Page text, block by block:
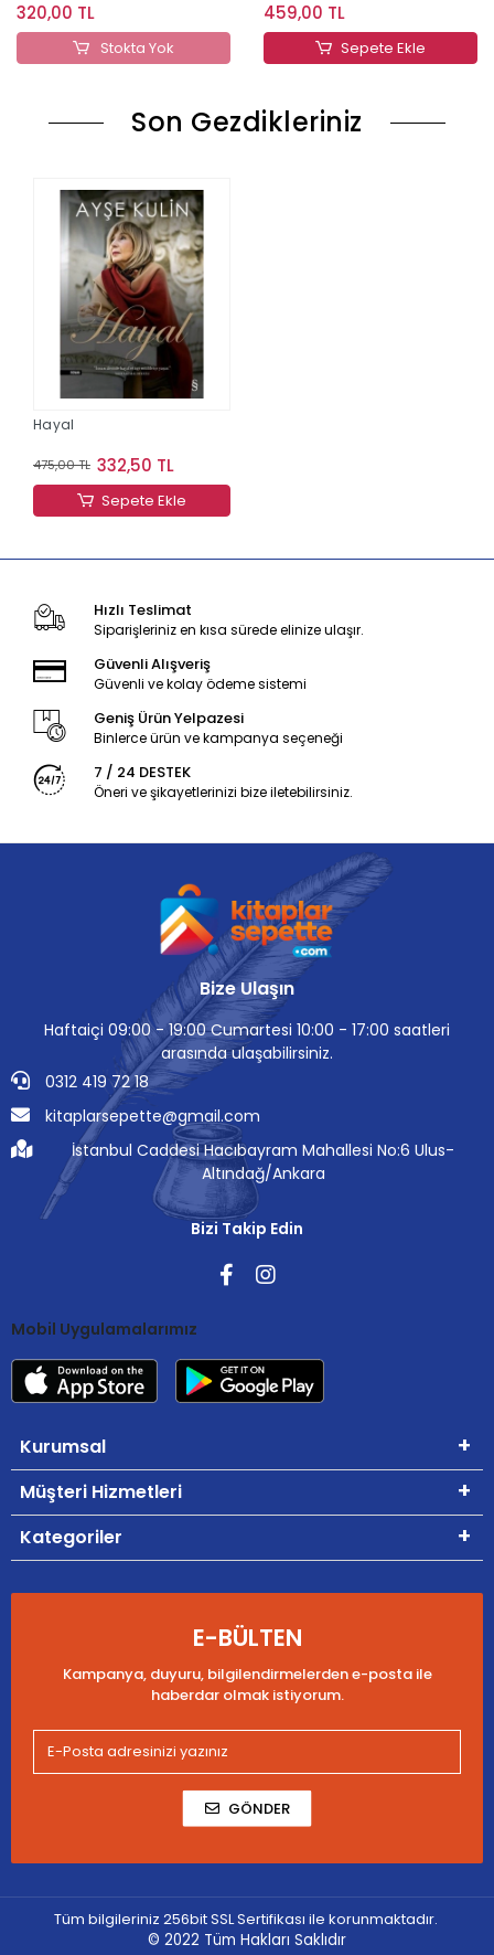
320,00 TL
Stokta Yok
459,00 TL
Sepete Ekle
Son Gezdikleriniz
Hayal
475,00 TL 332,50 TL
Sepete Ekle
Hızlı Teslimat
Siparişleriniz en kısa sürede elinize ulaşır.
Güvenli Alışveriş
Güvenli ve kolay ödeme sistemi
Geniş Ürün Yelpazesi
Binlerce ürün ve kampanya seçeneği
7 / 24 DESTEK
Öneri ve şikayetlerinizi bize iletebilirsiniz.
Bize Ulaşın
Haftaiçi 09:00 - 19:00 Cumartesi 10:00 - 17:00 saatleri
arasında ulaşabilirsiniz.
0312 419 72 18
kitaplarsepette@gmail.com
İstanbul Caddesi Hacıbayram Mahallesi No:6 Ulus-
Altındağ/Ankara
Bizi Takip Edin
Mobil Uygulamalarımız
Kurumsal
Müşteri Hizmetleri
Kategoriler
E-BÜLTEN
Kampanya, duyuru, bilgilendirmelerden e-posta ile
haberdar olmak istiyorum.
GÖNDER
Tüm bilgileriniz 256bit SSL Sertifikası ile korunmaktadır.
© 2022 Tüm Hakları Saklıdır